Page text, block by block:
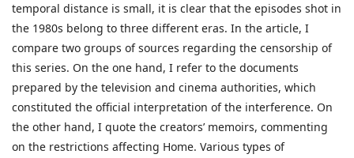
temporal distance is small, it is clear that the episodes shot in
the 1980s belong to three different eras. In the article, I
compare two groups of sources regarding the censorship of
this series. On the one hand, I refer to the documents
prepared by the television and cinema authorities, which
constituted the official interpretation of the interference. On
the other hand, I quote the creators’ memoirs, commenting
on the restrictions affecting Home. Various types of